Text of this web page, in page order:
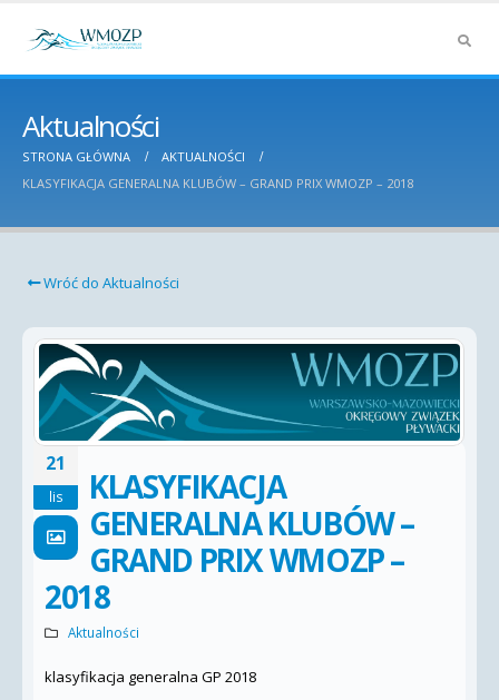
Aktualności
STRONA GŁÓWNA
AKTUALNOŚCI
KLASYFIKACJA GENERALNA KLUBÓW – GRAND PRIX WMOZP – 2018
Wróć do Aktualności
21
lis
KLASYFIKACJA
GENERALNA KLUBÓW –
GRAND PRIX WMOZP –
2018
Aktualności
klasyfikacja generalna GP 2018